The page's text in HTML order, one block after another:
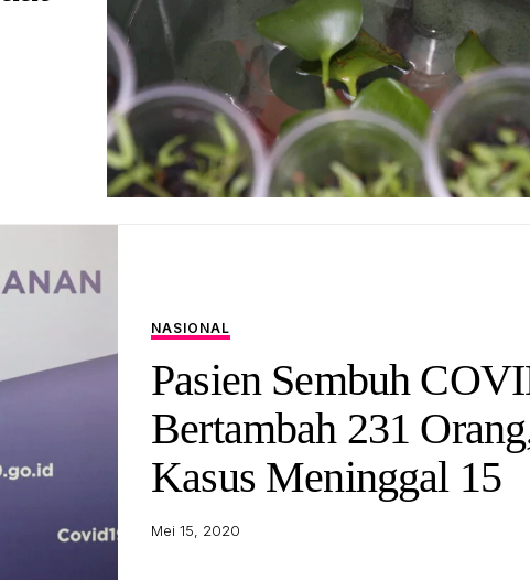
NASIONAL
Pasien Sembuh
Bertambah 231
Kasus Meninggal 15
Mei 15, 2020